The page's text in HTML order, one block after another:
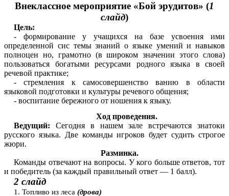
Внеклассное мероприятие «Бой эрудитов» (1
слайд)
Цель:
- формирование у учащихся на базе усвоения ими
определенной сис темы знаний о языке умений и навыков
полноцен но, грамотно (в широком значении этого слова)
пользоваться богатыми ресурсами родного языка в своей
речевой практике;
- стремления к самосовершенство ванию в области
языковой подготовки и культуры речевого общения;
- воспитание бережного от ношения к языку.
Ход проведения.
Ведущий: Сегодня в нашем зале встречаются знатоки
русского языка. Две команды игроков будет судить строгое
жюри.
Разминка.
Команды отвечают на вопросы. У кого больше ответов, тот
и победитель (за каждый правильный ответ — 1 балл).
2 слайд
1. Топливо из леса(дрова)